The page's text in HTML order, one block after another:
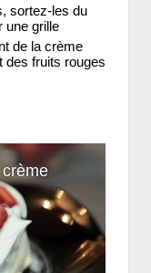
sortez-les du
une grille
de la crème
des fruits rouges